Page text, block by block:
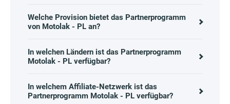
Welche Provision bietet das Partnerprogramm
von Motolak - PL an?
In welchen Ländern ist das Partnerprogramm
Motolak - PL verfügbar?
In welchem Affiliate-Netzwerk ist das
Partnerprogramm Motolak - PL verfügbar?